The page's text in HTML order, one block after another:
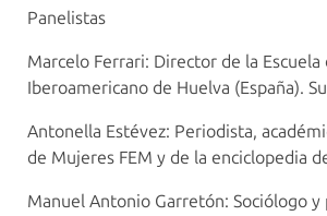
Panelistas
Marcelo Ferrari: Director de la
Iberoamericano de Huelva (España).
Antonella Estévez: Periodista,
de Mujeres FEM y de la enciclopedia
Manuel Antonio Garretón: Sociólogo